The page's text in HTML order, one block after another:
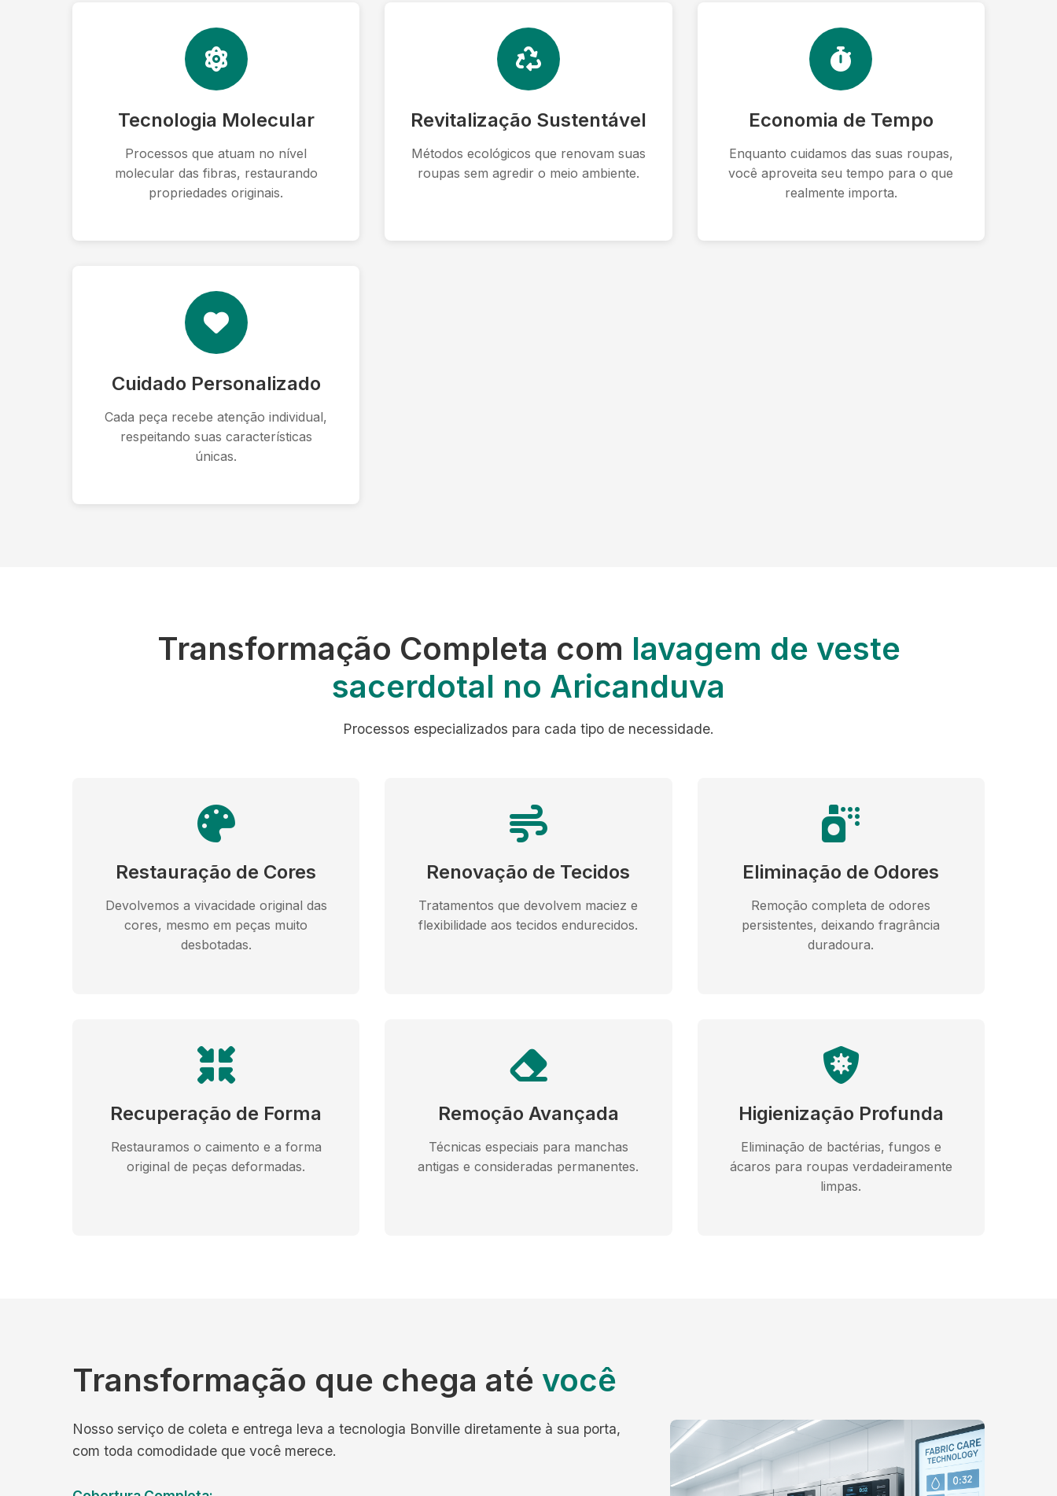
Tecnologia Molecular
Processos que atuam no nível
molecular das fibras, restaurando
propriedades originais.
Revitalização Sustentável
Métodos ecológicos que renovam suas
roupas sem agredir o meio ambiente.
Economia de Tempo
Enquanto cuidamos das suas roupas,
você aproveita seu tempo para o que
realmente importa.
Cuidado Personalizado
Cada peça recebe atenção individual,
respeitando suas características
únicas.
Transformação Completa com lavagem de veste
sacerdotal no Aricanduva
Processos especializados para cada tipo de necessidade.
Restauração de Cores
Devolvemos a vivacidade original das
cores, mesmo em peças muito
desbotadas.
Renovação de Tecidos
Tratamentos que devolvem maciez e
flexibilidade aos tecidos endurecidos.
Eliminação de Odores
Remoção completa de odores
persistentes, deixando fragrância
duradoura.
Recuperação de Forma
Restauramos o caimento e a forma
original de peças deformadas.
Remoção Avançada
Técnicas especiais para manchas
antigas e consideradas permanentes.
Higienização Profunda
Eliminação de bactérias, fungos e
ácaros para roupas verdadeiramente
limpas.
Transformação que chega até você
Nosso serviço de coleta e entrega leva a tecnologia Bonville diretamente à sua porta,
com toda comodidade que você merece.